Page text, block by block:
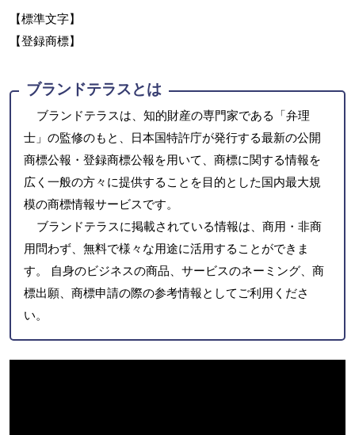
【標準文字】
【登録商標】
ブランドテラスとは
ブランドテラスは、知的財産の専門家である「弁理
士」の監修のもと、日本国特許庁が発行する最新の公開
商標公報・登録商標公報を用いて、商標に関する情報を
広く一般の方々に提供することを目的とした国内最大規
模の商標情報サービスです。
ブランドテラスに掲載されている情報は、商用・非商
用問わず、無料で様々な用途に活用することができま
す。 自身のビジネスの商品、サービスのネーミング、商
標出願、商標申請の際の参考情報としてご利用くださ
い。